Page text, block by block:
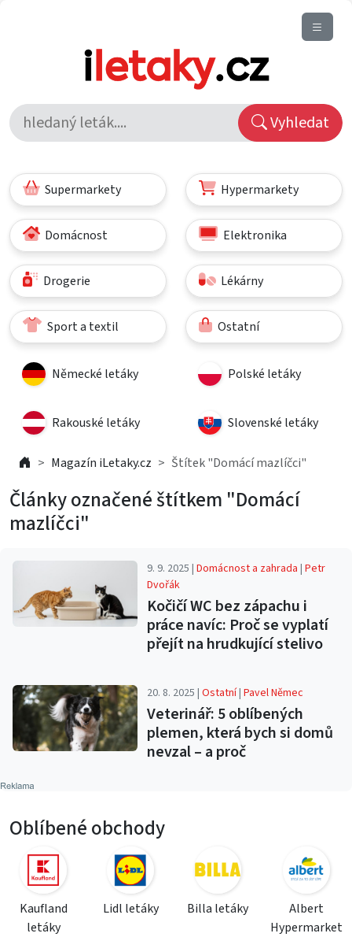
Vyhledat
Supermarkety Hypermarkety
Domácnost Elektronika
Drogerie Lékárny
Sport a textil Ostatní
Německé letáky Polské letáky
Rakouské letáky Slovenské letáky
Magazín iLetaky.cz Štítek "Domácí mazlíčci"
Články označené štítkem "Domácí
mazlíčci"
9. 9. 2025 |Domácnost a zahrada |Petr
Dvořák
Kočičí WC bez zápachu i
práce navíc: Proč se vyplatí
přejít na hrudkující stelivo
20. 8. 2025 |Ostatní|Pavel Němec
Veterinář: 5 oblíbených
plemen, která bych si domů
nevzal – a proč
Oblíbené obchody
Kaufland
letáky
Lidl letáky Billa letáky
Albert
Hypermarket